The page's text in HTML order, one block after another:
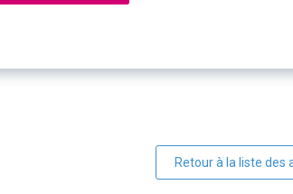
Retour à la liste des